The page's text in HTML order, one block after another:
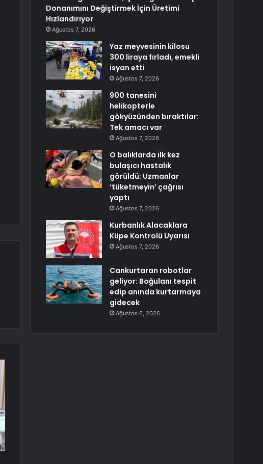
Donanımını Değiştirmek İçin Üretimi
Hızlandırıyor
Ağustos 7, 2026
Yaz meyvesinin kilosu
300 liraya fırladı, emekli
isyan etti
Ağustos 7, 2026
900 tanesini
helikopterle
gökyüzünden bıraktılar:
Tek amacı var
Ağustos 7, 2026
O balıklarda ilk kez
bulaşıcı hastalık
görüldü: Uzmanlar
‘tüketmeyin’ çağrısı
yaptı
Ağustos 7, 2026
Kurbanlık Alacaklara
Küpe Kontrolü Uyarısı
Ağustos 7, 2026
Cankurtaran robotlar
geliyor: Boğulanı tespit
edip anında kurtarmaya
gidecek
Ağustos 6, 2026